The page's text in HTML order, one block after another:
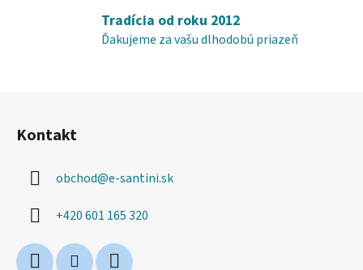
ý
p
i
Tradícia od roku 2012
Ďakujeme za vašu dlhodobú priazeň
Kontakt
obchod@e-santini.sk
+420 601 165 320